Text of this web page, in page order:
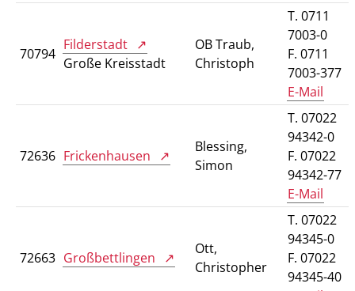
70794
Filderstadt
Große Kreisstadt
OB Traub,
Christoph
T. 0711
7003-0
F. 0711
7003-377
E-Mail
72636 Frickenhausen
Blessing,
Simon
T. 07022
94342-0
F. 07022
94342-77
E-Mail
72663 Großbettlingen
Ott,
Christopher
T. 07022
94345-0
F. 07022
94345-40